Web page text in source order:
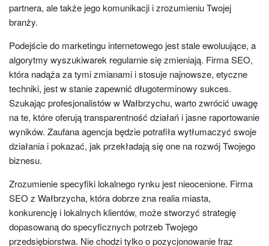
partnera, ale także jego komunikacji i zrozumieniu Twojej
branży.
Podejście do marketingu internetowego jest stale ewoluujące, a
algorytmy wyszukiwarek regularnie się zmieniają. Firma SEO,
która nadąża za tymi zmianami i stosuje najnowsze, etyczne
techniki, jest w stanie zapewnić długoterminowy sukces.
Szukając profesjonalistów w Wałbrzychu, warto zwrócić uwagę
na te, które oferują transparentność działań i jasne raportowanie
wyników. Zaufana agencja będzie potrafiła wytłumaczyć swoje
działania i pokazać, jak przekładają się one na rozwój Twojego
biznesu.
Zrozumienie specyfiki lokalnego rynku jest nieocenione. Firma
SEO z Wałbrzycha, która dobrze zna realia miasta,
konkurencję i lokalnych klientów, może stworzyć strategię
dopasowaną do specyficznych potrzeb Twojego
przedsiębiorstwa. Nie chodzi tylko o pozycjonowanie fraz